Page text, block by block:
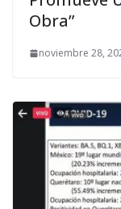
Obra”
noviembre 28,